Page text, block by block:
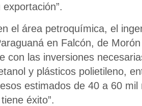
el área petroquímica, el
en Falcón, de
con las inversiones
y plásticos polietileno,
estimados de 40 a 60
éxito”.